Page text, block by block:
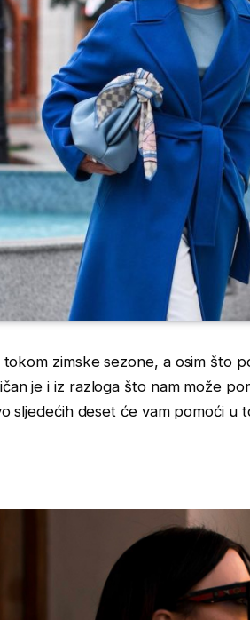
zimske sezone, a osim što
je i iz razloga što nam može
sljedećih deset će vam pomoći u